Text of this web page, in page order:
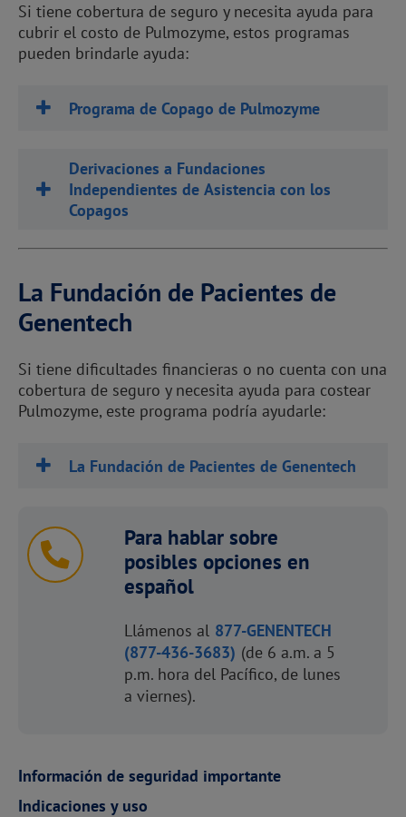
Si tiene cobertura de seguro y necesita ayuda para
cubrir el costo de Pulmozyme, estos programas
pueden brindarle ayuda:
Programa de Copago de Pulmozyme
Derivaciones a Fundaciones
Independientes de Asistencia con los
Copagos
La Fundación de Pacientes de
Genentech
Si tiene dificultades financieras o no cuenta con una
cobertura de seguro y necesita ayuda para costear
Pulmozyme, este programa podría ayudarle:
La Fundación de Pacientes de Genentech
Para hablar sobre
posibles opciones en
español
Llámenos al 877-GENENTECH
(877-436-3683) (de 6 a.m. a 5
p.m. hora del Pacífico, de lunes
a viernes).
Información de seguridad importante
Indicaciones y uso